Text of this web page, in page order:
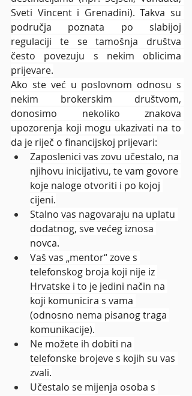
Sveti Vincent i Grenadini). Takva su
područja poznata po slabijoj
regulaciji te se tamošnja društva
često povezuju s nekim oblicima
prijevare.
Ako ste već u poslovnom odnosu s
nekim brokerskim društvom,
donosimo nekoliko znakova
upozorenja koji mogu ukazivati na to
da je riječ o financijskoj prijevari:
Zaposlenici vas zovu učestalo, na
njihovu inicijativu, te vam govore
koje naloge otvoriti i po kojoj
cijeni.
Stalno vas nagovaraju na uplatu
dodatnog, sve većeg iznosa
novca.
Vaš vas „mentor“ zove s
telefonskog broja koji nije iz
Hrvatske i to je jedini način na
koji komunicira s vama
(odnosno nema pisanog traga
komunikacije).
Ne možete ih dobiti na
telefonske brojeve s kojih su vas
zvali.
Učestalo se mijenja osoba s